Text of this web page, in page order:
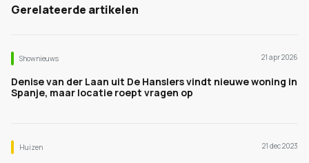
Gerelateerde artikelen
Shownieuws 21 apr 2026
Denise van der Laan uit De Hanslers vindt nieuwe woning in
Spanje, maar locatie roept vragen op
Huizen 21 dec 2023